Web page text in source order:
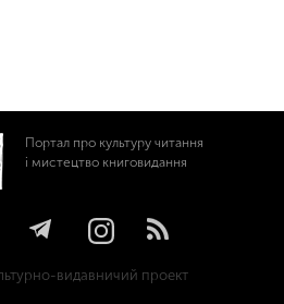
Портал про культуру читання
і мистецтво книговидання
видавничий проект